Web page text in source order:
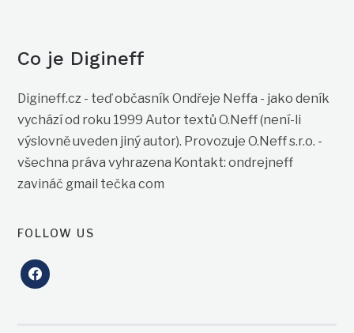
Co je Digineff
Digineff.cz - teď občasník Ondřeje Neffa - jako deník
vychází od roku 1999 Autor textů O.Neff (není-li
výslovně uveden jiný autor). Provozuje O.Neff s.r.o. -
všechna práva vyhrazena Kontakt: ondrejneff
zavináč gmail tečka com
FOLLOW US
facebook